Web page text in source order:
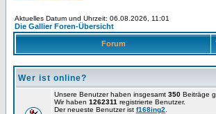
Aktuelles Datum und Uhrzeit: 06.08.2026, 11:01
Die Gallier Foren-Übersicht
Forum
Wer ist online?
Unsere Benutzer haben insgesamt 350 Beiträge
Wir haben 1262311 registrierte Benutzer.
Der neueste Benutzer ist f168ing2